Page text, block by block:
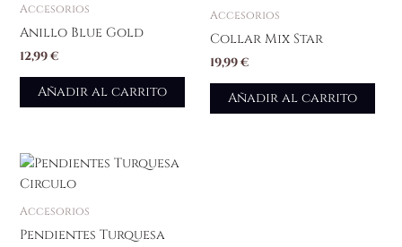
Accesorios
Anillo Blue Gold
12,99€
Añadir al carrito
Accesorios
Collar Mix Star
19,99€
Añadir al carrito
Accesorios
Pendientes Turquesa